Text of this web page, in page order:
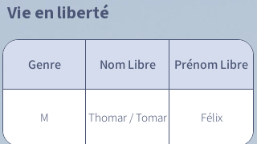
Vie en liberté
Genre Nom Libre Prénom Libre
M Thomar / Tomar Félix